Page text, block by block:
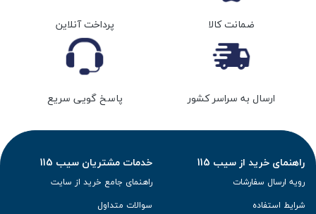
ضمانت کالا پرداخت آنلاین
ارسال به سراسر کشور پاسخ گویی سریع
راهنمای خرید از سیب 115
رویه ارسال سفارشات
شرایط استفاده
خدمات مشتریان سیب 115
راهنمای جامع خرید از سایت
سوالات متداول